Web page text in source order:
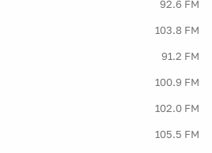
92.6 FM
103.8 FM
91.2 FM
100.9 FM
102.0 FM
105.5 FM